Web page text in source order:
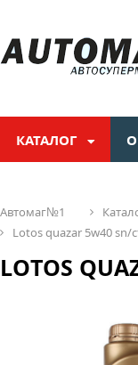
КАТАЛОГ
автомаг№1
lotos quazar 5w40 sn/
LOTOS